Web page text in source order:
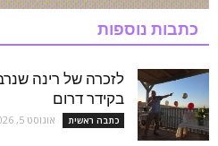
כתבות נוספות
לזכרה של רינה
בקידר דרום
כתבה ראשית אוגוסט 5, 2026